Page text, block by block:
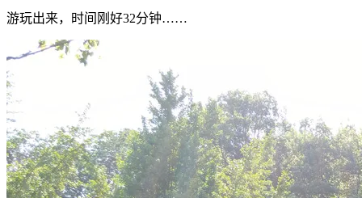
游玩出来，时间刚好32分钟……